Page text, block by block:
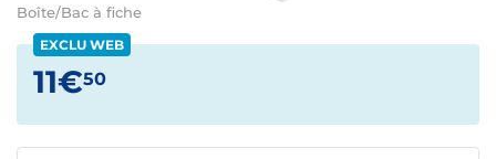
Boîte/Bac à fiche
EXCLU WEB
11€50